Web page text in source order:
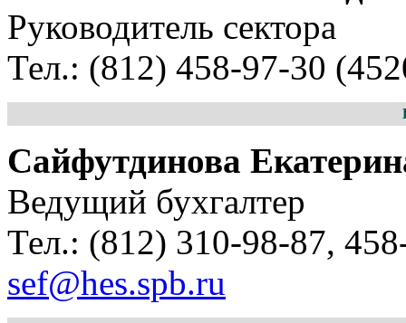
Руководитель сектора
Тел.: (812) 458-97-30
Сайфутдинова
Ведущий бухгалтер
Тел.: (812) 310-98-87,
sef@hes.spb.ru